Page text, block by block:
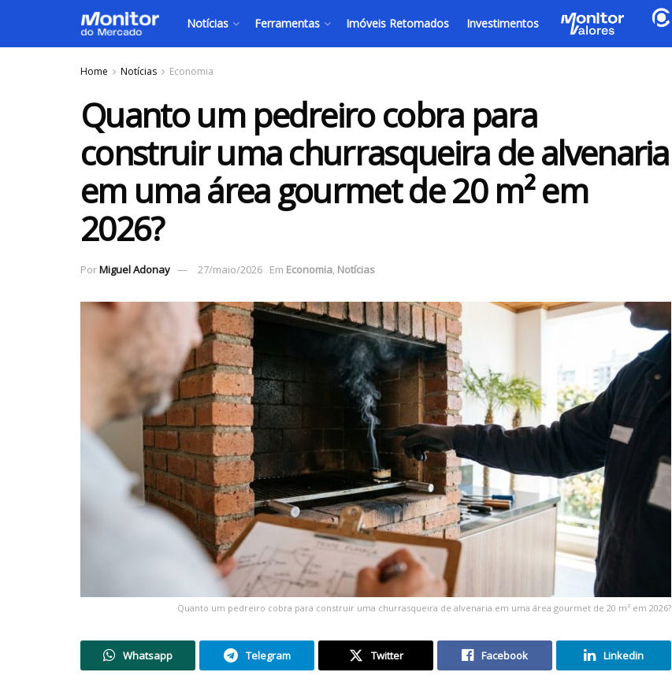
Notícias Ferramentas Imóveis Retomados Investimentos
Home Notícias Economia
Quanto um pedreiro cobra para
construir uma churrasqueira de alvenaria
em uma área gourmet de 20 m² em
2026?
PorMiguel Adonay 27/maio/2026 Em Economia, Notícias
Quanto um pedreiro cobra para construir uma churrasqueira de alvenaria em uma área gourmet de 20 m² em 2026?
Whatsapp Telegram Twitter Facebook Linkedin